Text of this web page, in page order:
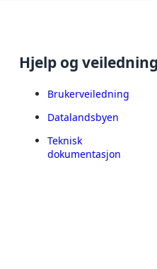
Hjelp og
Brukerveiledning
Datalandsbyen
Teknisk
dokumentasjon